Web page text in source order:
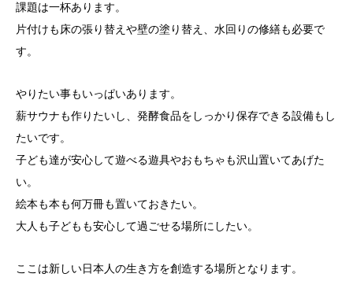
課題は一杯あります。
片付けも床の張り替えや壁の塗り替え、水回りの修繕も必要で
す。
やりたい事もいっぱいあります。
薪サウナも作りたいし、発酵食品をしっかり保存できる設備もし
たいです。
子ども達が安心して遊べる遊具やおもちゃも沢山置いてあげた
い。
絵本も本も何万冊も置いておきたい。
大人も子どもも安心して過ごせる場所にしたい。
ここは新しい日本人の生き方を創造する場所となります。